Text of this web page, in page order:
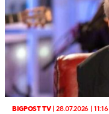
BIGPOST TV|28.07.2026 | 11:16